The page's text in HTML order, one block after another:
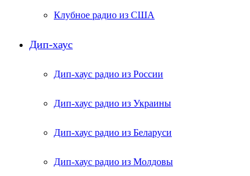
Клубное радио из США
Дип-хаус
Дип-хаус радио из России
Дип-хаус радио из Украины
Дип-хаус радио из Беларуси
Дип-хаус радио из Молдовы